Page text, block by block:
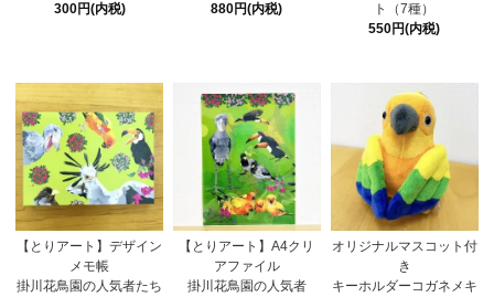
300円(内税)
880円(内税)
ト（7種）
550円(内税)
【とりアート】デザイン
メモ帳
掛川花鳥園の人気者たち
【とりアート】A4クリ
アファイル
掛川花鳥園の人気者
オリジナルマスコット付
き
キーホルダーコガネメキ